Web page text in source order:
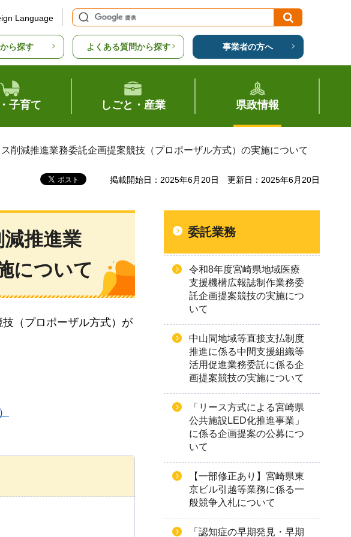
Language
ら探す よくある質問から探す 事業者の方へ
子育て しごと・産業 県政情報
削減推進業務委託企画提案競技（プロポーザル方式）の実施について
掲載開始日：2025年6月20日 更新日：2025年6月20日
推進業
について
（プロポーザル方式）が
委託業務
令和8年度宮崎県地域医療
支援機構広報誌制作業務委
託企画提案競技の実施につ
いて
中山間地域等直接支払制度
推進に係る中間支援組織等
活用促進業務委託に係る企
画提案競技の実施について
「リース方式による宮崎県
公共施設LED化推進事業」
に係る企画提案の公募につ
いて
【一部修正あり】宮崎県東
京ビル引越等業務に係る一
般競争入札について
「認知症の早期発見・早期